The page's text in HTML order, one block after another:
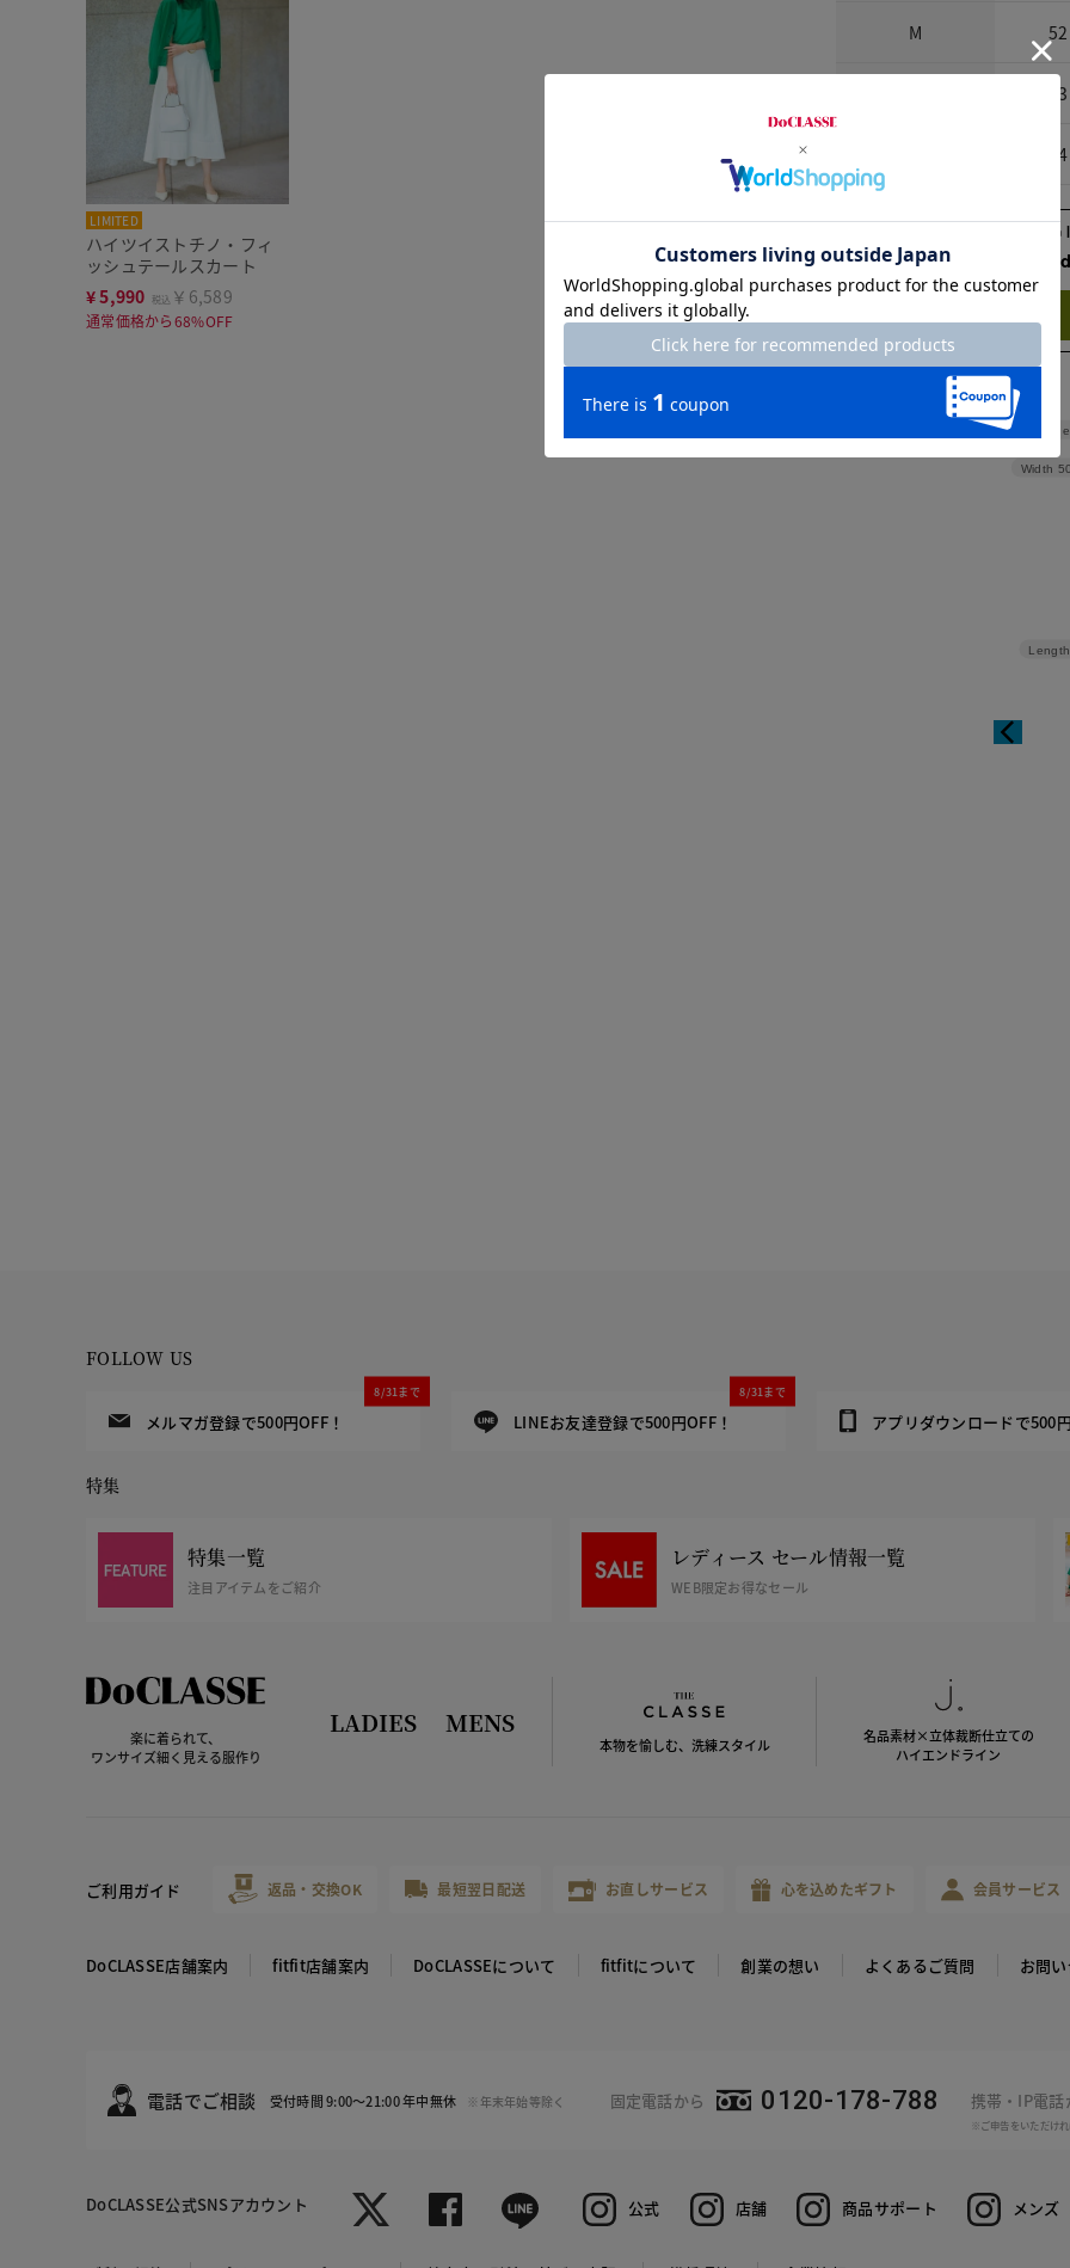
LIMITED
ハイツイストチノ・フィ
ッシュテールスカート
¥5,990 税込 ￥6,589
通常価格から68%OFF
M 52
53
54
Check the
Length
Width
FOLLOW US
メルマガ登録で500円OFF！
8/31まで
LINEお友達登録で500円OFF！
8/31まで
アプリダウンロードで500
特集
特集一覧
注目アイテムをご紹介
レディース セール情報一覧
WEB限定お得なセール
楽に着られて、
ワンサイズ細く見える服作り
LADIES MENS
本物を愉しむ、洗練スタイル
名品素材×立体裁断仕立ての
ハイエンドライン
ご利用ガイド 返品・交換OK 最短翌日配送 お直しサービス 心を込めたギフト 会員サービス
DoCLASSE店舗案内 fitfit店舗案内 DoCLASSEについて fitfitについて 創業の想い よくあるご質問 お問
電話でご相談 受付時間 9:00～21:00 年中無休 ※年末年始等除く 固定電話から 0120-178-788 携帯・IP電話
※ご申告をいただけ
DoCLASSE公式SNSアカウント 公式 店舗 商品サポート メンズ